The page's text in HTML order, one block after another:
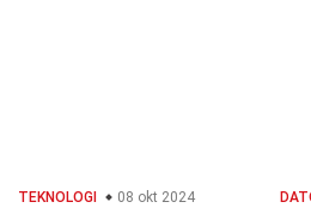
TEKNOLOGI 08 okt 2024